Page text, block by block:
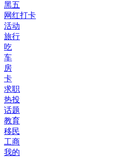
黑五
网红打卡
活动
旅行
吃
车
房
卡
求职
热投
话题
教育
移民
工商
我的